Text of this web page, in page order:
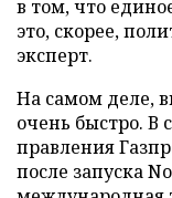
в том, что
это, скорее,
эксперт.
На самом деле,
очень быстро. В
правления
после запуска